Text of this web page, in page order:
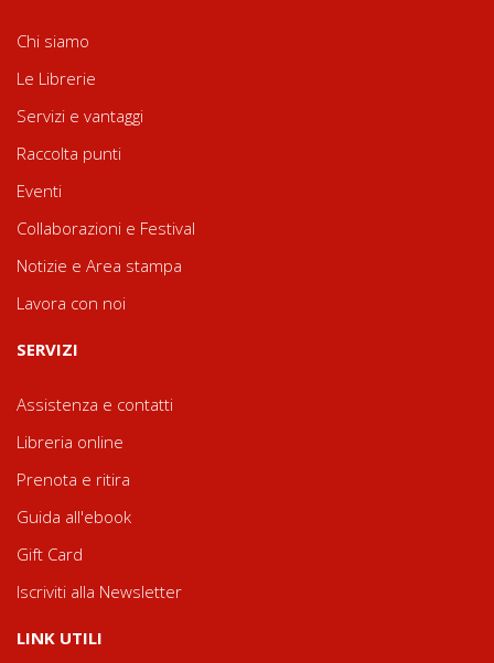
Chi siamo
Le Librerie
Servizi e vantaggi
Raccolta punti
Eventi
Collaborazioni e Festival
Notizie e Area stampa
Lavora con noi
SERVIZI
Assistenza e contatti
Libreria online
Prenota e ritira
Guida all'ebook
Gift Card
Iscriviti alla Newsletter
LINK UTILI